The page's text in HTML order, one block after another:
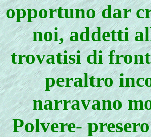
opportuno dar
noi, addetti
trovatisi di
peraltro
narravano
Polvere-